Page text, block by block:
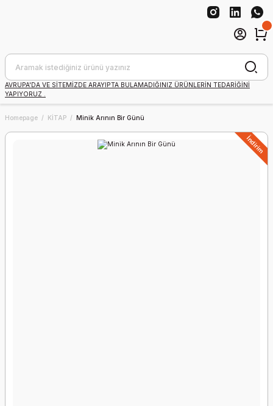
AVRUPA'DA VE SİTEMİZDE ARAYIPTA BULAMADIĞINIZ ÜRÜNLERİN TEDARİĞİNİ
YAPIYORUZ .
Homepage KİTAP Minik Arının Bir Günü
İndirim